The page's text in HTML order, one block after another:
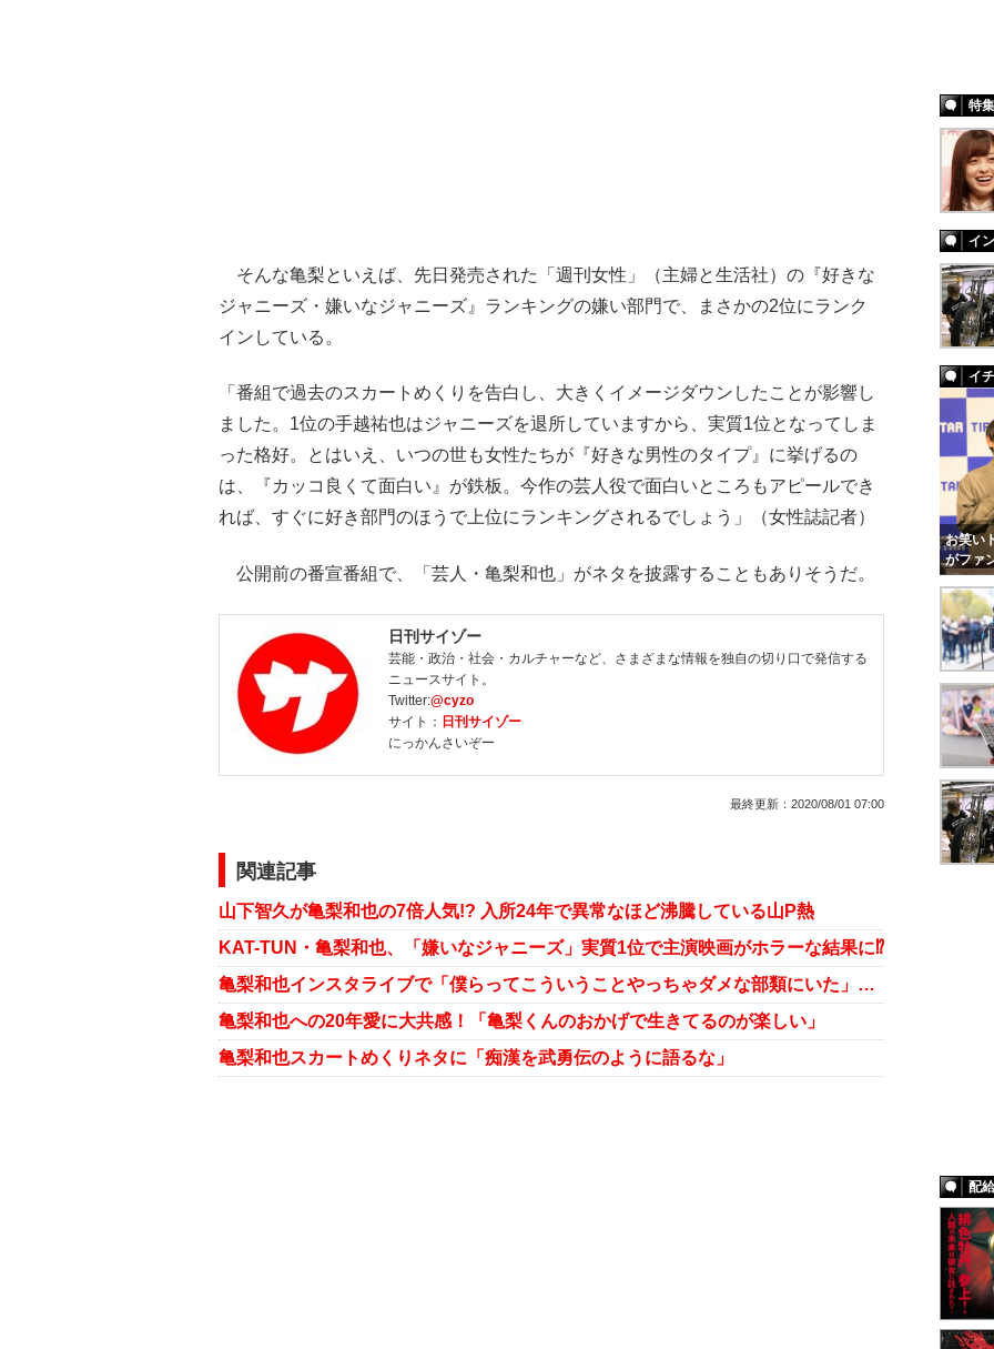
そんな亀梨といえば、先日発売された「週刊女性」（主婦と生活社）の『好きな
ジャニーズ・嫌いなジャニーズ』ランキングの嫌い部門で、まさかの2位にランク
インしている。
「番組で過去のスカートめくりを告白し、大きくイメージダウンしたことが影響し
ました。1位の手越祐也はジャニーズを退所していますから、実質1位となってしま
った格好。とはいえ、いつの世も女性たちが『好きな男性のタイプ』に挙げるの
は、『カッコ良くて面白い』が鉄板。今作の芸人役で面白いところもアピールでき
れば、すぐに好き部門のほうで上位にランキングされるでしょう」（女性誌記者）
公開前の番宣番組で、「芸人・亀梨和也」がネタを披露することもありそうだ。
日刊サイゾー
芸能・政治・社会・カルチャーなど、さまざまな情報を独自の切り口で発信する
ニュースサイト。
Twitter:@cyzo
サイト： 日刊サイゾー
にっかんさいぞー
最終更新： 2020/08/01 07:00
関連記事
山下智久が亀梨和也の7倍人気!? 入所24年で異常なほど沸騰している山P熱
KAT-TUN・亀梨和也、「嫌いなジャニーズ」実質1位で主演映画がホラーな結果に⁉
亀梨和也インスタライブで「僕らってこういうことやっちゃダメな部類にいた」ジャニーズの急激な変化
亀梨和也への20年愛に大共感！「亀梨くんのおかげで生きてるのが楽しい」
亀梨和也スカートめくりネタに「痴漢を武勇伝のように語るな」
特集
イ
イ
お笑い
がファ
配